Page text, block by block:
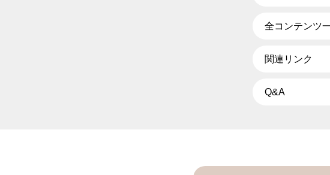
全コンテンツ
関連リンク
Q&A